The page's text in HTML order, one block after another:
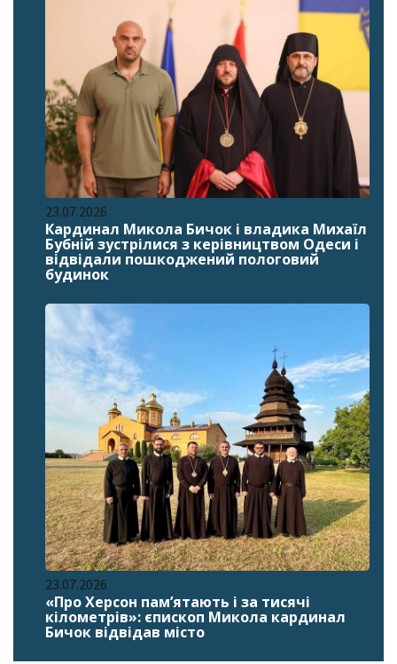
23.07.2026
Кардинал Микола Бичок і владика Михаїл
Бубній зустрілися з керівництвом Одеси і
відвідали пошкоджений пологовий
будинок
23.07.2026
«Про Херсон пам’ятають і за тисячі
кілометрів»: єпископ Микола кардинал
Бичок відвідав місто